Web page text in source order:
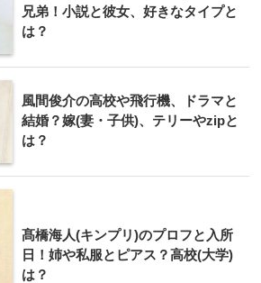
兄弟！小説と彼女、好きなタイプと
は？
風間俊介の高校や飛行機、ドラマと
結婚？嫁(妻・子供)、テリーやzipと
は？
髙橋海人(キンプリ)のプロフと入所
日！姉や私服とピアス？高校(大学)
は？